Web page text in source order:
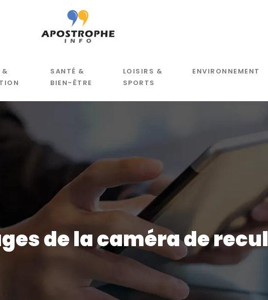
&
SANTÉ &
BIEN-ÊTRE
LOISIRS &
SPORTS
ENVIRONNEMENT
de la caméra de recul